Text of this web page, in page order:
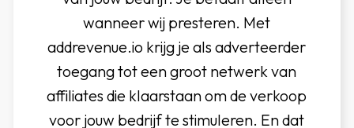
wanneer wij presteren. Met
addrevenue.io krijg je als adverteerder
toegang tot een groot netwerk van
affiliates die klaarstaan om de verkoop
voor jouw bedrijf te stimuleren. En dat